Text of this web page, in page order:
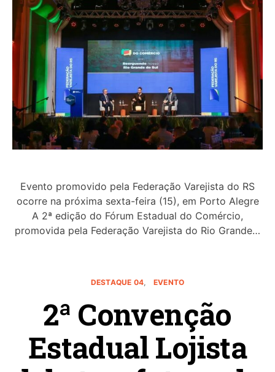
Evento promovido pela Federação Varejista do RS
ocorre na próxima sexta-feira (15), em Porto Alegre
A 2ª edição do Fórum Estadual do Comércio,
promovida pela Federação Varejista do Rio Grande…
DESTAQUE 04 EVENTO
2ª Convenção
Estadual Lojista